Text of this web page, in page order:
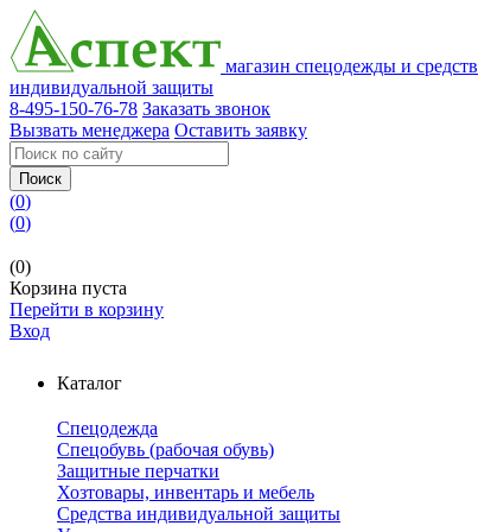
магазин спецодежды и средств
индивидуальной защиты
8-495-150-76-78 Заказать звонок
Вызвать менеджера Оставить заявку
Поиск
(0)
(0)
(0)
Корзина пуста
Перейти в корзину
Вход
Каталог
Спецодежда
Спецобувь (рабочая обувь)
Защитные перчатки
Хозтовары, инвентарь и мебель
Средства индивидуальной защиты